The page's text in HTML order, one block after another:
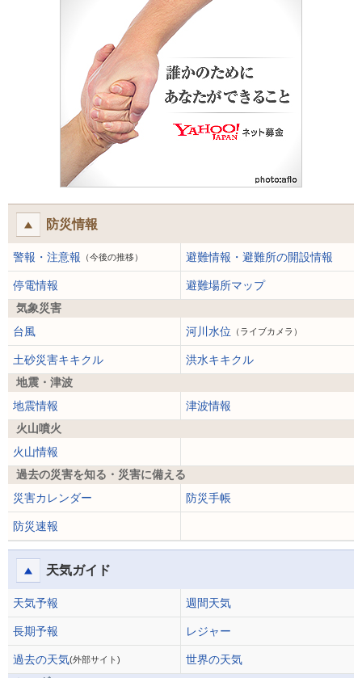
防災情報
警報・注意報 （今後の推移） 避難情報・避難所の開設情報
停電情報
避難場所マップ
気象災害
台風
河川水位 （ライブカメラ）
土砂災害キキクル
洪水キキクル
地震・津波
地震情報
津波情報
火山噴火
火山情報
過去の災害を知る・災害に備える
災害カレンダー
防災手帳
防災速報
天気ガイド
天気予報 週間天気
長期予報 レジャー
過去の天気(外部サイト)
世界の天気